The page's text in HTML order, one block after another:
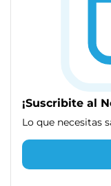
¡Suscribite al
Lo que necesitas